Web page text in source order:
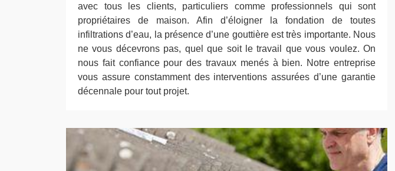
avec tous les clients, particuliers comme professionnels qui sont
propriétaires de maison. Afin d’éloigner la fondation de toutes
infiltrations d’eau, la présence d’une gouttière est très importante. Nous
ne vous décevrons pas, quel que soit le travail que vous voulez. On
nous fait confiance pour des travaux menés à bien. Notre entreprise
vous assure constamment des interventions assurées d’une garantie
décennale pour tout projet.